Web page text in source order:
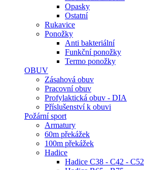
Opasky
Ostatní
Rukavice
Ponožky
Anti bakteriální
Funkční ponožky
Termo ponožky
OBUV
Zásahová obuv
Pracovní obuv
Profylaktická obuv - DIA
Příslušenství k obuvi
Požární sport
Armatury
60m překážek
100m překážek
Hadice
Hadice C38 - C42 - C52